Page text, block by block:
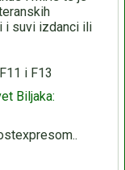
i suvi izdanci ili
i F13
Biljaka: